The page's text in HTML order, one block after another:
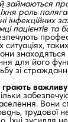
займаються
роль
інфекційних
пацієнтів та
ситуаціях,
для його
зі
грають
Вони
трудової